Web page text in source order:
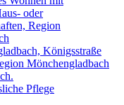
oder
Region
Königsstraße
Mönchengladbach
Pflege